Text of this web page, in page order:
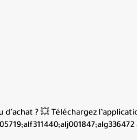
d’achat ? 💥 Téléchargez